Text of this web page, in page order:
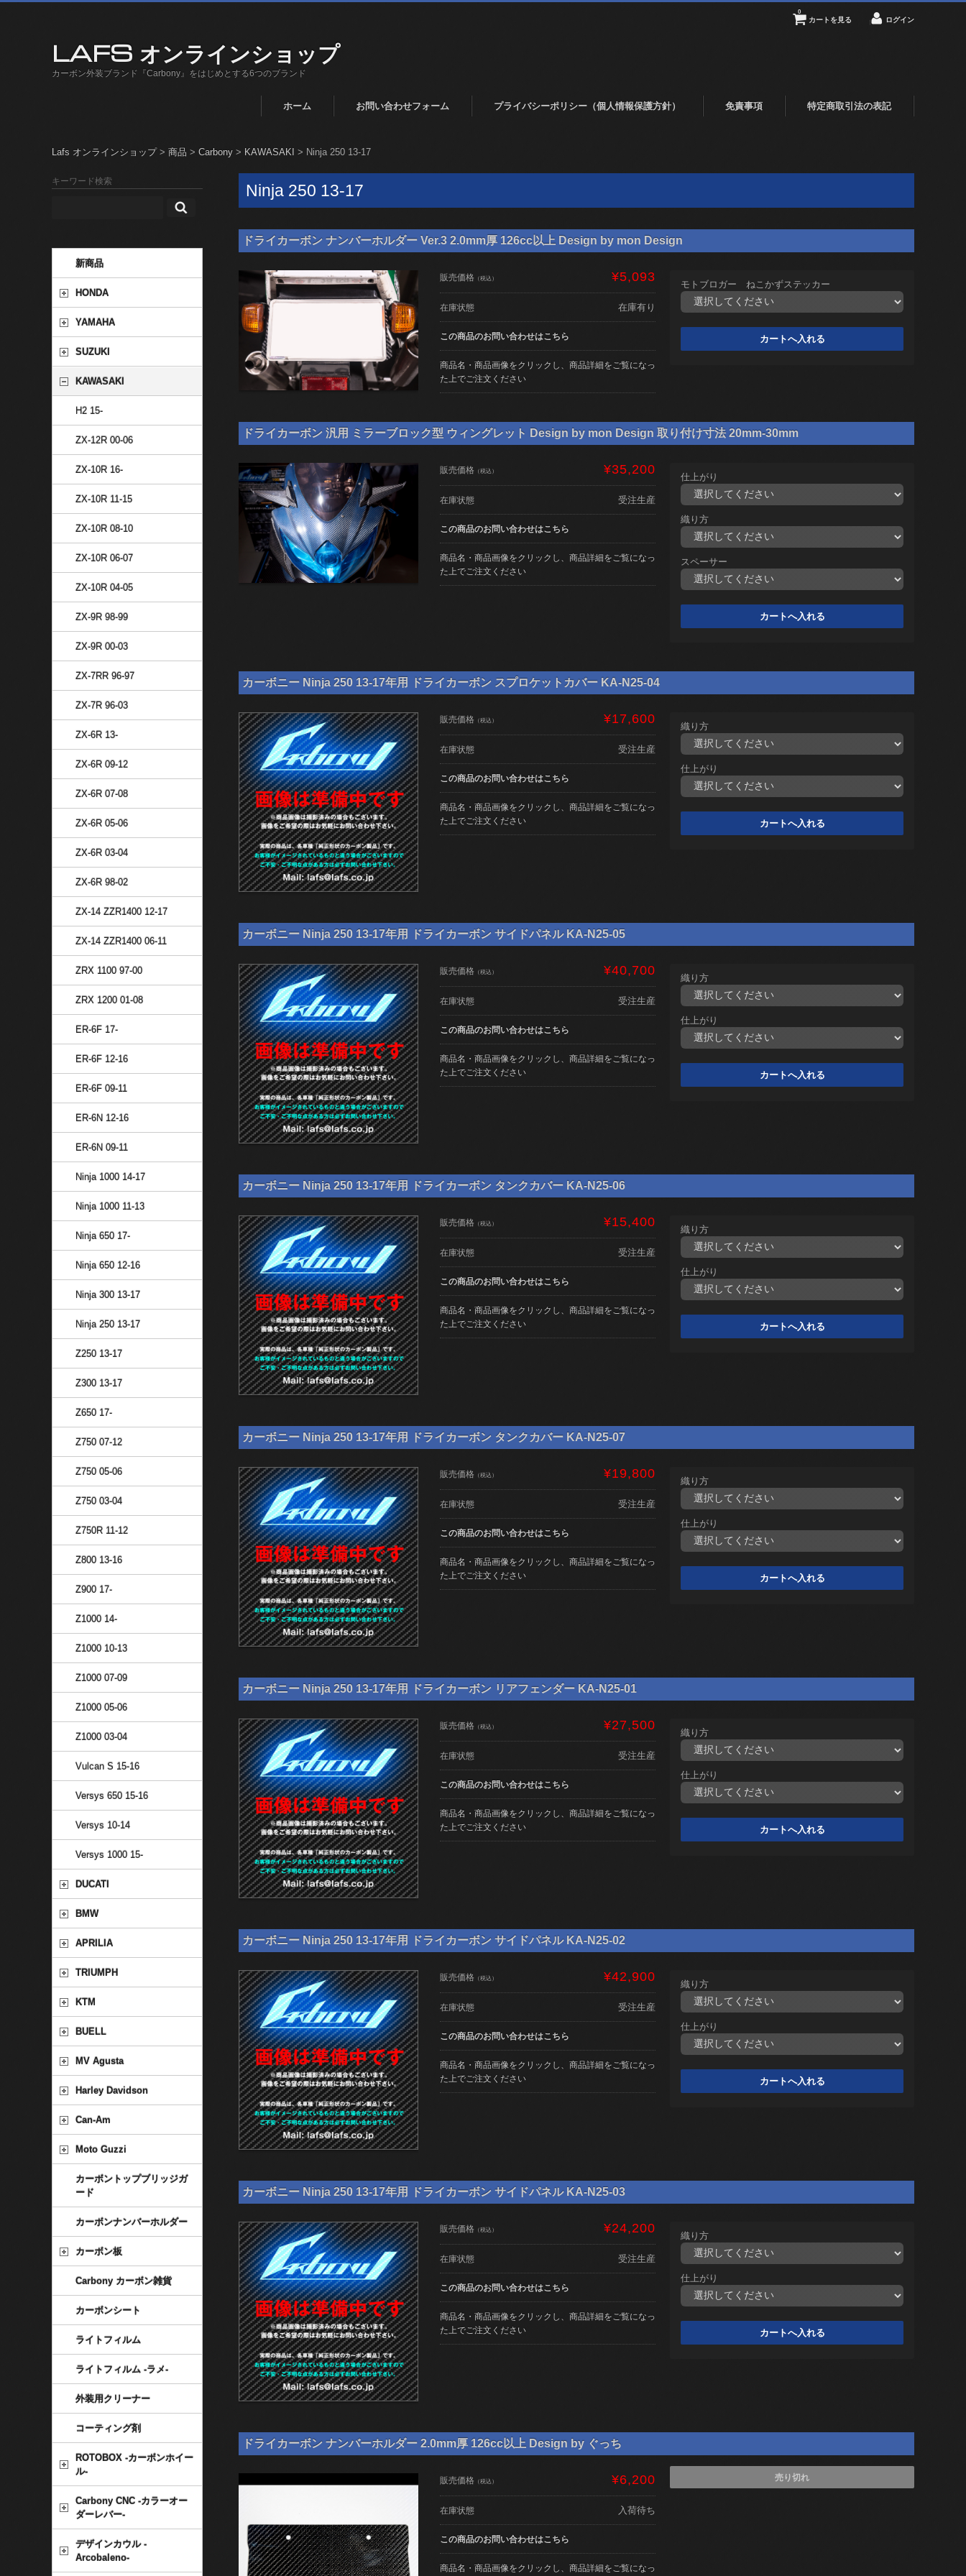
LAFS オンラインショップ
カーボン外装ブランド『Carbony』をはじめとする6つのブランド
カートを見る
0
ログイン
ホーム お問い合わせフォーム プライバシーポリシー（個人情報保護方針） 免責事項 特定商取引法の表記
Lafs オンラインショップ> 商品 > Carbony > KAWASAKI > Ninja 250 13-17
Ninja 250 13-17
ドライカーボン ナンバーホルダー Ver.3 2.0mm厚 126cc以上 Design by mon Design
販売価格 （税込） ¥5,093
在庫状態 在庫有り
この商品のお問い合わせはこちら
商品名・商品画像をクリックし、商品詳細をご覧になっ
た上でご注文ください
モトブロガー ねこかずステッカー
ドライカーボン 汎用 ミラーブロック型 ウィングレット Design by mon Design 取り付け寸法 20mm-30mm
販売価格 （税込） ¥35,200
在庫状態 受注生産
この商品のお問い合わせはこちら
商品名・商品画像をクリックし、商品詳細をご覧になっ
た上でご注文ください
仕上がり
織り方
スペーサー
カーボニー Ninja 250 13-17年用 ドライカーボン スプロケットカバー KA-N25-04
販売価格 （税込） ¥17,600
在庫状態 受注生産
この商品のお問い合わせはこちら
商品名・商品画像をクリックし、商品詳細をご覧になっ
た上でご注文ください
織り方
仕上がり
カーボニー Ninja 250 13-17年用 ドライカーボン サイドパネル KA-N25-05
販売価格 （税込） ¥40,700
在庫状態 受注生産
この商品のお問い合わせはこちら
商品名・商品画像をクリックし、商品詳細をご覧になっ
た上でご注文ください
織り方
仕上がり
カーボニー Ninja 250 13-17年用 ドライカーボン タンクカバー KA-N25-06
販売価格 （税込） ¥15,400
在庫状態 受注生産
この商品のお問い合わせはこちら
商品名・商品画像をクリックし、商品詳細をご覧になっ
た上でご注文ください
織り方
仕上がり
カーボニー Ninja 250 13-17年用 ドライカーボン タンクカバー KA-N25-07
販売価格 （税込） ¥19,800
在庫状態 受注生産
この商品のお問い合わせはこちら
商品名・商品画像をクリックし、商品詳細をご覧になっ
た上でご注文ください
織り方
仕上がり
カーボニー Ninja 250 13-17年用 ドライカーボン リアフェンダー KA-N25-01
販売価格 （税込） ¥27,500
在庫状態 受注生産
この商品のお問い合わせはこちら
商品名・商品画像をクリックし、商品詳細をご覧になっ
た上でご注文ください
織り方
仕上がり
カーボニー Ninja 250 13-17年用 ドライカーボン サイドパネル KA-N25-02
販売価格 （税込） ¥42,900
在庫状態 受注生産
この商品のお問い合わせはこちら
商品名・商品画像をクリックし、商品詳細をご覧になっ
た上でご注文ください
織り方
仕上がり
カーボニー Ninja 250 13-17年用 ドライカーボン サイドパネル KA-N25-03
販売価格 （税込） ¥24,200
在庫状態 受注生産
この商品のお問い合わせはこちら
商品名・商品画像をクリックし、商品詳細をご覧になっ
た上でご注文ください
織り方
仕上がり
ドライカーボン ナンバーホルダー 2.0mm厚 126cc以上 Design by ぐっち
販売価格 （税込） ¥6,200
在庫状態 入荷待ち
この商品のお問い合わせはこちら
商品名・商品画像をクリックし、商品詳細をご覧になっ
売り切れ
キーワード検索
新商品
HONDA
YAMAHA
SUZUKI
KAWASAKI
H2 15-
ZX-12R 00-06
ZX-10R 16-
ZX-10R 11-15
ZX-10R 08-10
ZX-10R 06-07
ZX-10R 04-05
ZX-9R 98-99
ZX-9R 00-03
ZX-7RR 96-97
ZX-7R 96-03
ZX-6R 13-
ZX-6R 09-12
ZX-6R 07-08
ZX-6R 05-06
ZX-6R 03-04
ZX-6R 98-02
ZX-14 ZZR1400 12-17
ZX-14 ZZR1400 06-11
ZRX 1100 97-00
ZRX 1200 01-08
ER-6F 17-
ER-6F 12-16
ER-6F 09-11
ER-6N 12-16
ER-6N 09-11
Ninja 1000 14-17
Ninja 1000 11-13
Ninja 650 17-
Ninja 650 12-16
Ninja 300 13-17
Ninja 250 13-17
Z250 13-17
Z300 13-17
Z650 17-
Z750 07-12
Z750 05-06
Z750 03-04
Z750R 11-12
Z800 13-16
Z900 17-
Z1000 14-
Z1000 10-13
Z1000 07-09
Z1000 05-06
Z1000 03-04
Vulcan S 15-16
Versys 650 15-16
Versys 10-14
Versys 1000 15-
DUCATI
BMW
APRILIA
TRIUMPH
KTM
BUELL
MV Agusta
Harley Davidson
Can-Am
Moto Guzzi
カーボントップブリッジガ
ード
カーボンナンバーホルダー
カーボン板
Carbony カーボン雑貨
カーボンシート
ライトフィルム
ライトフィルム -ラメ-
外装用クリーナー
コーティング剤
ROTOBOX -カーボンホイー
ル-
Carbony CNC -カラーオー
ダーレバー-
デザインカウル -
Arcobaleno-